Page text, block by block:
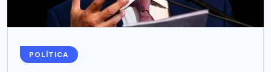
POLÍTICA